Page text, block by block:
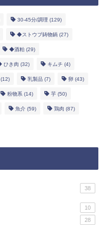
30-45分/調理 (129)
◆ストウブ鋳物鍋 (27)
◆酒粕 (29)
ひき肉 (32) キムチ (4)
(12) 乳製品 (7) 卵 (43)
粉物系 (14) 芋 (50)
魚介 (59) 鶏肉 (87)
38
10
28